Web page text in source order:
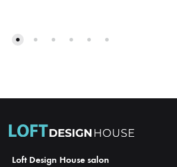
Loft Design House salon